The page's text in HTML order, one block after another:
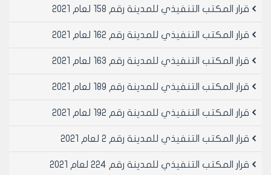
حلب
قرار المكتب التنفيذي للمدينة رقم 158 لعام 2021
قرار المكتب التنفيذي للمدينة رقم 162 لعام 2021
قرار المكتب التنفيذي للمدينة رقم 163 لعام 2021
قرار المكتب التنفيذي للمدينة رقم 189 لعام 2021
قرار المكتب التنفيذي للمدينة رقم 192 لعام 2021
قرار المكتب التنفيذي للمدينة رقم 2 لعام 2021
قرار المكتب التنفيذي للمدينة رقم 224 لعام 2021